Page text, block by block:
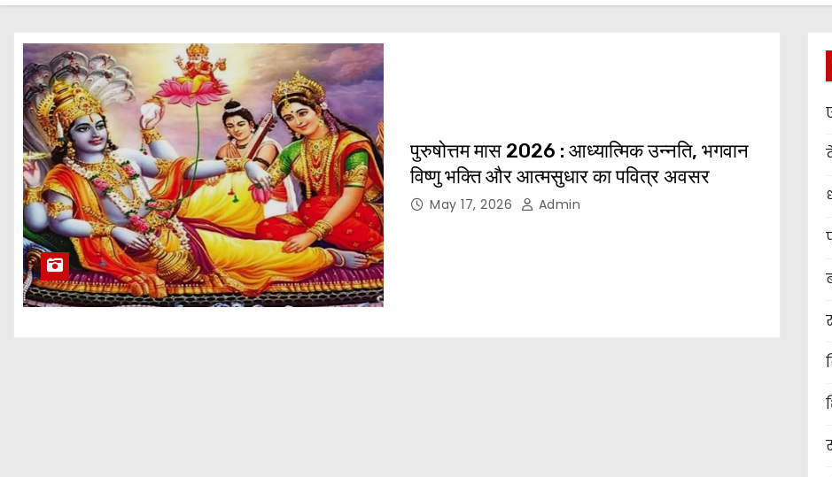
पुरुषोत्तम मास 2026 : आध्यात्मिक उन्नति, भगवान
विष्णु भक्ति और आत्मसुधार का पवित्र अवसर
May 17, 2026 Admin